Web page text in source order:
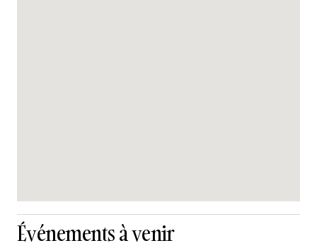
Événements à venir